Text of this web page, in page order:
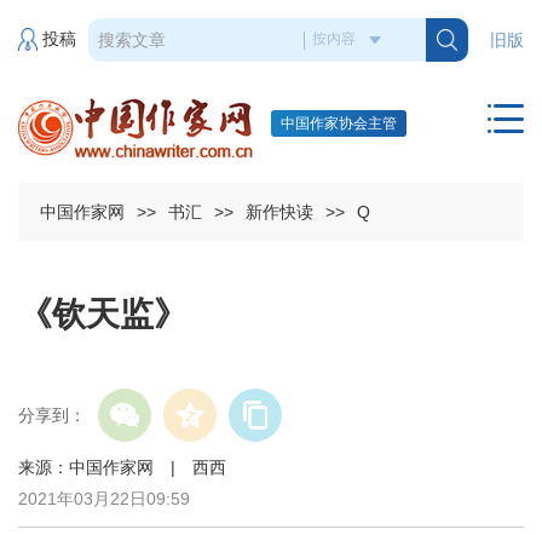
旧版
投稿
中国作家协会主管
中国作家网 >> 书汇 >> 新作快读 >> Q
《钦天监》
分享到：
来源：中国作家网 | 西西
2021年03月22日09:59